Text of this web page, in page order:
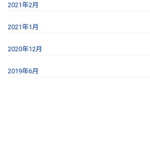
2021年2月
2021年1月
2020年12月
2019年6月